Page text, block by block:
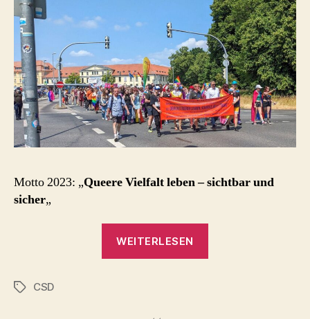
Motto 2023: „Queere Vielfalt leben – sichtbar und
sicher„
WEITERLESEN
Schlagwörter
CSD